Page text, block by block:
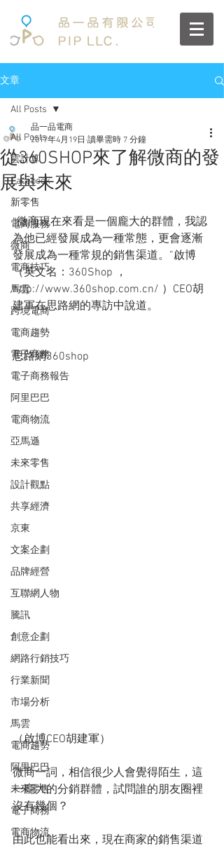
文章
All Posts
雲計算
Facebook
新零售
電商服務
微商
電商技巧
馬雲
跨境電商
電商趨勢
電子商務
電子商務報告
阿里巴巴
電商物流
亞馬遜
未來零售
設計觀點
共享經濟
京東
文案企劃
品牌經營
互聯網人物
騰訊
創意企劃
網路行銷技巧
行業新聞
市場分析
馬雲
電商趨勢
阿里巴巴
未來零售
電子商務
電商物流
All Posts
從360SHOP來了解微商的發
展與未來
品一品電商
2017年4月19日 讀畢需時 7 分鐘
“微商現在來看是一個龐大的群體，我認
為他已經發展成為一種常態，更會逐漸
發展成為一種常規的銷售渠道。”啟博
（英文名：360Shop ，
http://www.360shop.com.cn/ ）CEO胡
建軍在思路網的專訪中說道。
思路網360shop
（啟博CEO胡建軍）
微商一詞，相信很少人會覺得陌生，這
一龐大的分銷群體，試問誰的朋友圈裡
沒有幾個？
由此也能看出來，現在商家的銷售渠道